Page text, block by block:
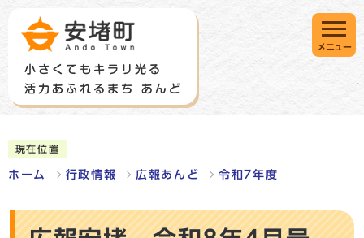
メニュー
現在位置
ホーム 行政情報 広報あんど 令和7年度